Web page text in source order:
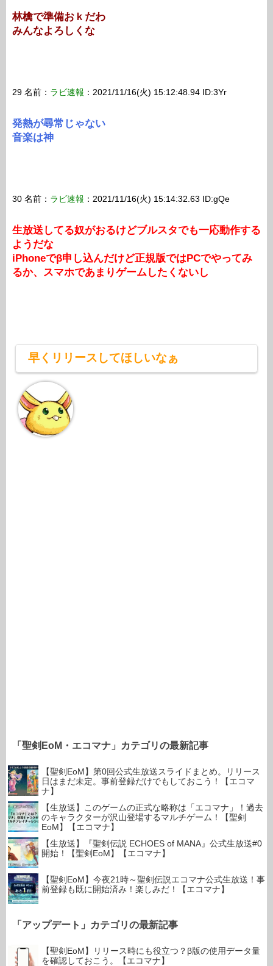
林檎で準備おｋだわ
みんなよろしくな
29 名前： ラビ速報 ：2021/11/16(火) 15:12:48.94 ID:3Yr
発熱が尋常じゃない
音楽は神
30 名前： ラビ速報 ：2021/11/16(火) 15:14:32.63 ID:gQe
生放送してる奴がおるけどブルスタでも一応動作する
ようだな
iPhoneでβ申し込んだけど正規版ではPCでやってみ
るか、スマホであまりゲームしたくないし
早くリリースしてほしいなぁ
「聖剣EoM・エコマナ」カテゴリの最新記事
【聖剣EoM】第0回公式生放送スライドまとめ。リリース
日はまだ未定。事前登録だけでもしておこう！【エコマ
ナ】
【生放送】このゲームの正式な略称は「エコマナ」！過去
のキャラクターが沢山登場するマルチゲーム！【聖剣
EoM】【エコマナ】
【生放送】『聖剣伝説 ECHOES of MANA』公式生放送#0
開始！【聖剣EoM】【エコマナ】
【聖剣EoM】今夜21時～聖剣伝説エコマナ公式生放送！事
前登録も既に開始済み！楽しみだ！【エコマナ】
「アップデート」カテゴリの最新記事
【聖剣EoM】リリース時にも役立つ？β版の使用データ量
を確認しておこう。【エコマナ】